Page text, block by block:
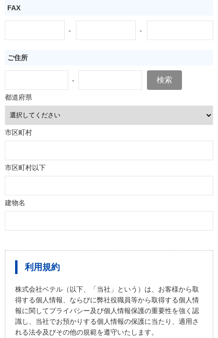
FAX
- -
ご住所
- 検索
都道府県
市区町村
市区町村以下
建物名
利用規約
株式会社ベテル（以下、「当社」という）は、お客様から取
得する個人情報、ならびに弊社役職員等から取得する個人情
報に関してプライバシー及び個人情報保護の重要性を強く認
識し、当社でお預かりする個人情報の保護に当たり、適用さ
れる法令及びその他の規範を遵守いたします。